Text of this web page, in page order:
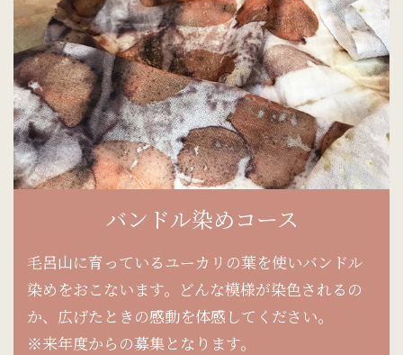
バンドル染めコース
毛呂山に育っているユーカリの葉を使いバンドル
染めをおこないます。どんな模様が染色されるの
か、広げたときの感動を体感してください。
※来年度からの募集となります。